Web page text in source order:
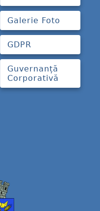
Galerie Foto
GDPR
Guvernanță
Corporativă